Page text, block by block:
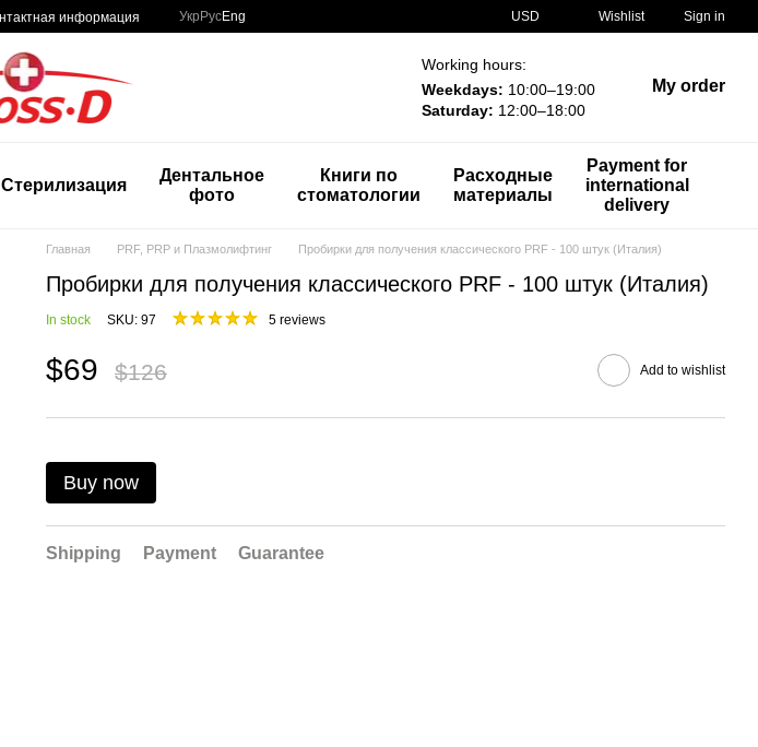
информация Укр РусEng USD Wishlist Sign in
Working hours:
Weekdays: 10:00–19:00
Saturday: 12:00–18:00
My order
Стерилизация
Дентальное
фото
Книги по
стоматологии
Расходные
материалы
Payment for
international
delivery
Главная PRF, PRP и Плазмолифтинг Пробирки для получения классического PRF - 100 штук (Италия)
Пробирки для получения классического PRF - 100 штук (Италия)
In stock SKU: 97 5 reviews
$69 $126 Add to wishlist
Buy now
Shipping Payment Guarantee